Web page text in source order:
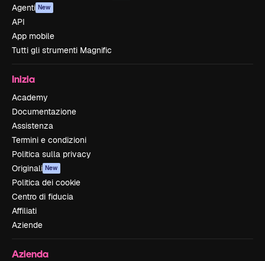
Agenti New
API
App mobile
Tutti gli strumenti Magnific
Inizia
Academy
Documentazione
Assistenza
Termini e condizioni
Politica sulla privacy
Originali New
Politica dei cookie
Centro di fiducia
Affiliati
Aziende
Azienda